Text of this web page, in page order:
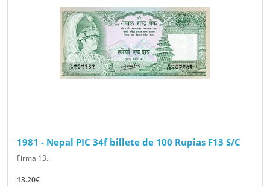
1981 - Nepal PIC 34f billete de 100 Rupias F13 S/C
Firma 13..
13.20€